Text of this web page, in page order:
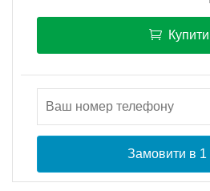
Купити
Замовити в 1